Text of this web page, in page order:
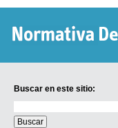
Buscar en este sitio:
en